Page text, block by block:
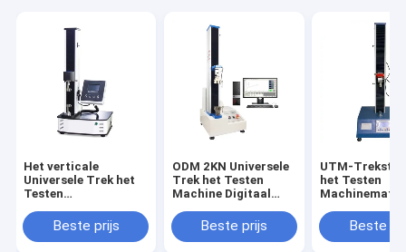
Het verticale
Universele Trek het
Testen
van de
Machinetreksterkte
Beste prijs
ODM 2KN Universele
Trek het Testen
Machine Digitaal
Beste prijs
UTM-
het Testen
Beste